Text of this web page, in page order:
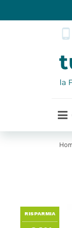
phone_android
RISPARMIA